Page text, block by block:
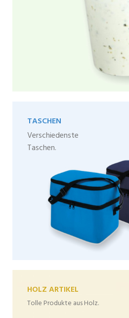
TASCHEN
Verschiedenste
Taschen.
HOLZ ARTIKEL
Tolle Produkte aus Holz.